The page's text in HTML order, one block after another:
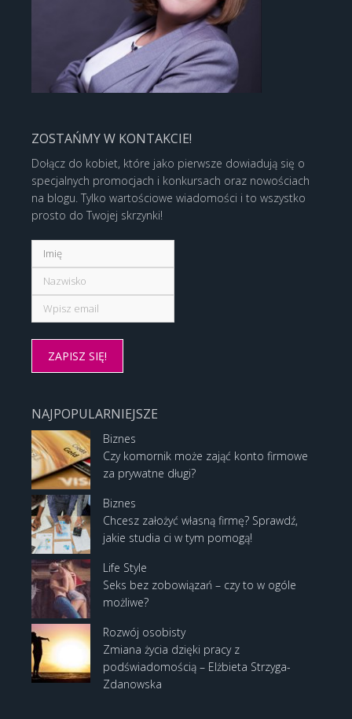
ZOSTAŃMY W KONTAKCIE!
Dołącz do kobiet, które jako pierwsze dowiadują się o
specjalnych promocjach i konkursach oraz nowościach
na blogu. Tylko wartościowe wiadomości i to wszystko
prosto do Twojej skrzynki!
NAJPOPULARNIEJSZE
Biznes
Czy komornik może zająć konto firmowe
za prywatne długi?
Biznes
Chcesz założyć własną firmę? Sprawdź,
jakie studia ci w tym pomogą!
Life Style
Seks bez zobowiązań – czy to w ogóle
możliwe?
Rozwój osobisty
Zmiana życia dzięki pracy z
podświadomością – Elżbieta Strzyga-
Zdanowska